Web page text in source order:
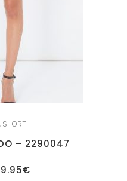
, SHORT
– 2290047
€